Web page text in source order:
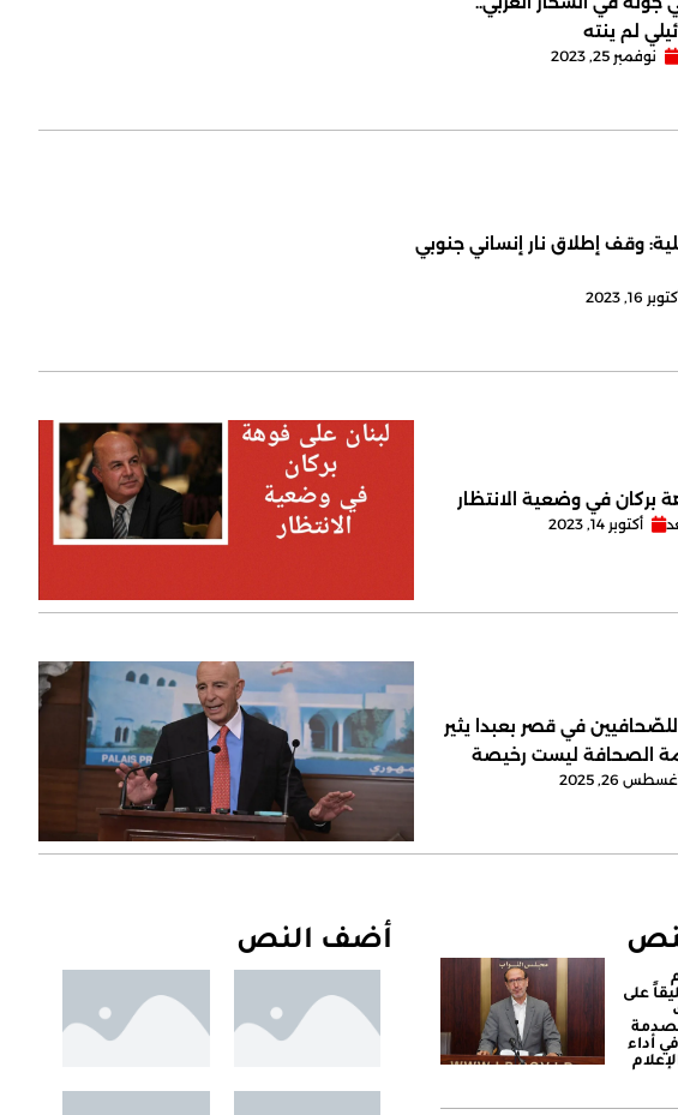
لم ينته
نوفمبر 25, 2023
وقف إطلاق نار إنساني جنوبي
16, 2023
بركان في وضعية الانتظار
أكتوبر 14, 2023
في قصر بعبدا يثير
الصحافة ليست رخيصة
26, 2025
على
أداء
أضف النص